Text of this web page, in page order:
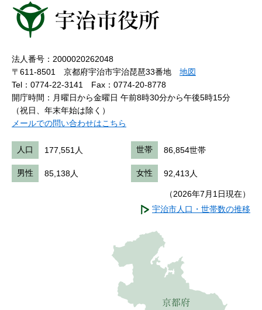
法人番号：2000020262048
〒611-8501 京都府宇治市宇治琵琶33番地 地図
Tel：0774-22-3141
Fax：0774-20-8778
開庁時間：月曜日から金曜日 午前8時30分から午後5時15分
（祝日、年末年始は除く）
メールでの問い合わせはこちら
人口 177,551人 世帯 86,854世帯
男性 85,138人 女性 92,413人
（2026年7月1日現在）
宇治市人口・世帯数の推移